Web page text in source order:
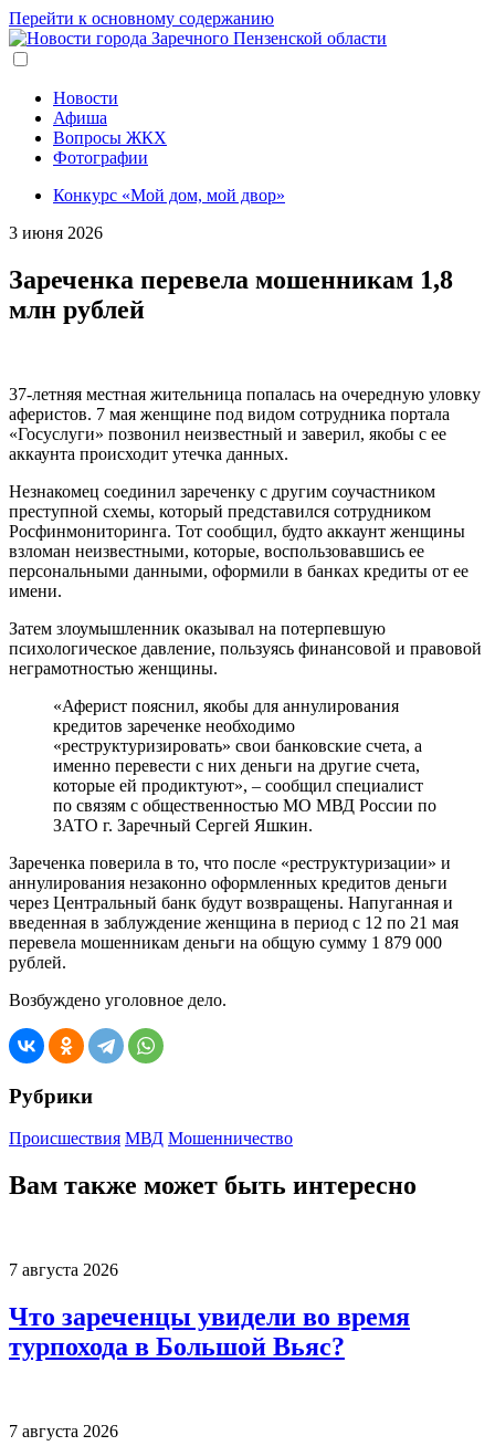
Перейти к основному содержанию
Новости
Афиша
Вопросы ЖКХ
Фотографии
Конкурс «Мой дом, мой двор»
3 июня 2026
Зареченка перевела мошенникам 1,8
млн рублей
37-летняя местная жительница попалась на очередную уловку
аферистов. 7 мая женщине под видом сотрудника портала
«Госуслуги» позвонил неизвестный и заверил, якобы с ее
аккаунта происходит утечка данных.
Незнакомец соединил зареченку с другим соучастником
преступной схемы, который представился сотрудником
Росфинмониторинга. Тот сообщил, будто аккаунт женщины
взломан неизвестными, которые, воспользовавшись ее
персональными данными, оформили в банках кредиты от ее
имени.
Затем злоумышленник оказывал на потерпевшую
психологическое давление, пользуясь финансовой и правовой
неграмотностью женщины.
«Аферист пояснил, якобы для аннулирования
кредитов зареченке необходимо
«реструктуризировать» свои банковские счета, а
именно перевести с них деньги на другие счета,
которые ей продиктуют», – сообщил специалист
по связям с общественностью МО МВД России по
ЗАТО г. Заречный Сергей Яшкин.
Зареченка поверила в то, что после «реструктуризации» и
аннулирования незаконно оформленных кредитов деньги
через Центральный банк будут возвращены. Напуганная и
введенная в заблуждение женщина в период с 12 по 21 мая
перевела мошенникам деньги на общую сумму 1 879 000
рублей.
Возбуждено уголовное дело.
Рубрики
Происшествия МВД Мошенничество
Вам также может быть интересно
7 августа 2026
Что зареченцы увидели во время
турпохода в Большой Вьяс?
7 августа 2026